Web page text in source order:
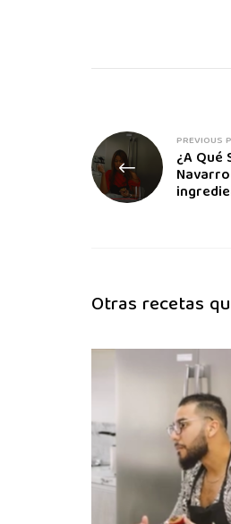
PREVIOUS
¿A Qué
Otras recetas